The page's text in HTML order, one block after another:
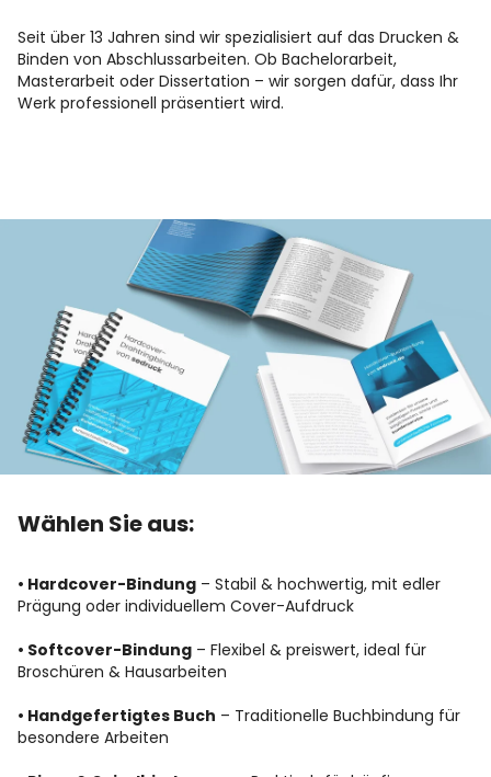
Seit über 13 Jahren sind wir spezialisiert auf das Drucken &
Binden von Abschlussarbeiten. Ob Bachelorarbeit,
Masterarbeit oder Dissertation – wir sorgen dafür, dass Ihr
Werk professionell präsentiert wird.
Wählen Sie aus:
• Hardcover-Bindung – Stabil & hochwertig, mit edler
Prägung oder individuellem Cover-Aufdruck
• Softcover-Bindung – Flexibel & preiswert, ideal für
Broschüren & Hausarbeiten
• Handgefertigtes Buch – Traditionelle Buchbindung für
besondere Arbeiten